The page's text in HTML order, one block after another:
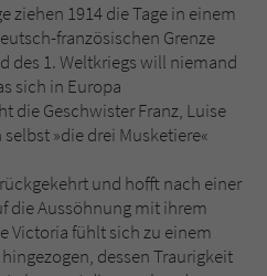
1914 die Tage in einem
französischen Grenze
des 1. Weltkriegs will niemand
sich in Europa
die Geschwister Franz, Luise
»die drei Musketiere«
und hofft nach einer
die Aussöhnung mit ihrem
Victoria fühlt sich zu einem
dessen Traurigkeit
einzelner Buchtitel
Medien GmbH & Co. KG
gewährleistet die
der Webseite mit dem